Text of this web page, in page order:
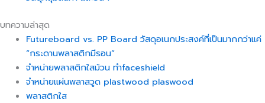
บทความล่าสุด
Futureboard vs. PP Board วัสดุอเนกประสงค์ที่เป็นมากกว่าแค่
“กระดานพลาสติกมีรอน”
จำหน่ายพลาสติกใสม้วน ทำfaceshield
จำหน่ายแผ่นพลาสวูด plastwood plaswood
พลาสติกใส